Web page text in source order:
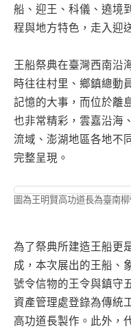
船、迎王、科儀、遶境
程與地方特色，走入迎
王船祭典在臺灣西南沿
時往往村里、鄉鎮總動
記憶的大事，而位於離
也非常精彩，雲嘉沿海
流域、澎湖地區各地不
完整呈現。
圖為王明賢高功道長為臺南
為了祭典所建造王船更
成，本次展出的王船、
號令信物的王令與鎮守
資產管理處登錄為傳統
高功道長製作。此外，